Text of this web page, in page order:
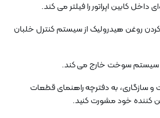
کردن روغن هیدرولیک از سیستم کنترل خلبان
و سازگاری، به دفترچه راهنمای قطعات
کننده خود مشورت کنید.